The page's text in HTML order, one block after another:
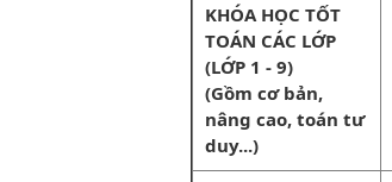
KHÓA HỌC TỐT
TOÁN CÁC LỚP
(LỚP 1 - 9)
(Gồm cơ bản,
nâng cao, toán tư
duy...)